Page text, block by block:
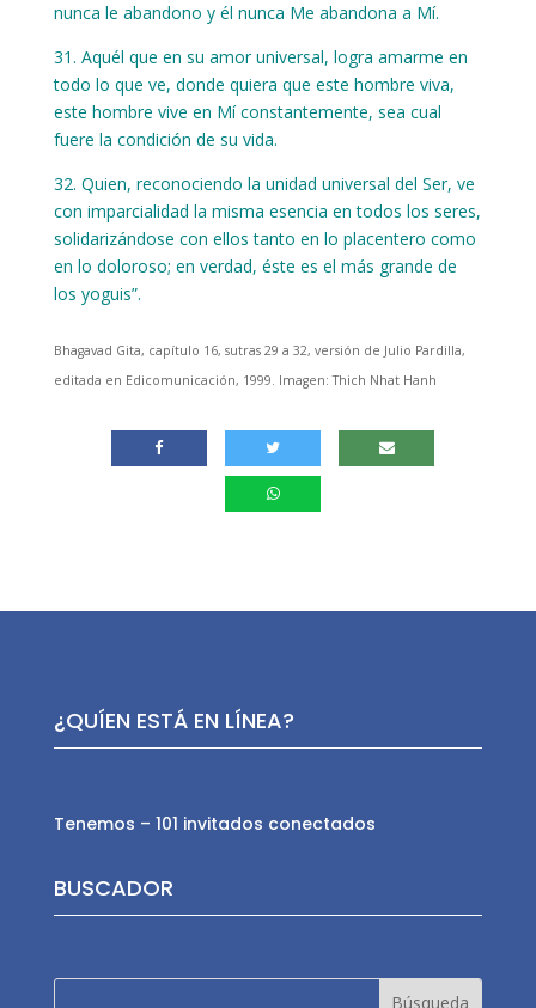
nunca le abandono y él nunca Me abandona a Mí.
31. Aquél que en su amor universal, logra amarme en
todo lo que ve, donde quiera que este hombre viva,
este hombre vive en Mí constantemente, sea cual
fuere la condición de su vida.
32. Quien, reconociendo la unidad universal del Ser, ve
con imparcialidad la misma esencia en todos los seres,
solidarizándose con ellos tanto en lo placentero como
en lo doloroso; en verdad, éste es el más grande de
los yoguis”.
Bhagavad Gita, capítulo 16, sutras 29 a 32, versión de Julio Pardilla,
editada en Edicomunicación, 1999. Imagen: Thich Nhat Hanh
¿QUÍEN ESTÁ EN LÍNEA?
Tenemos – 101 invitados conectados
BUSCADOR